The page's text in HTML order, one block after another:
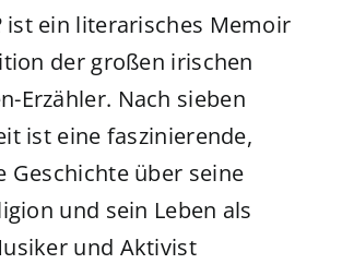
ist ein literarisches Memoir
der großen irischen
Erzähler. Nach sieben
ist eine faszinierende,
Geschichte über seine
und sein Leben als
und Aktivist